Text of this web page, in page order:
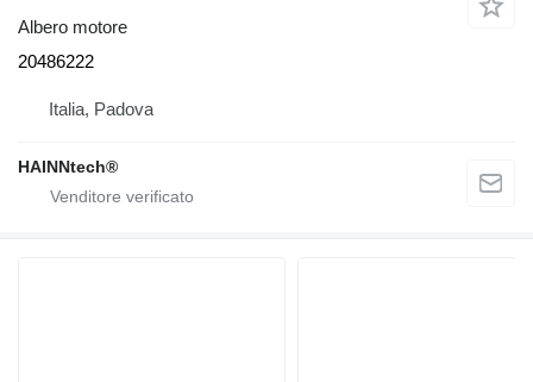
Albero motore
20486222
Italia, Padova
HAINNtech®